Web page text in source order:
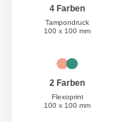
4 Farben
Tampondruck
100 x 100 mm
2 Farben
Flexoprint
100 x 100 mm